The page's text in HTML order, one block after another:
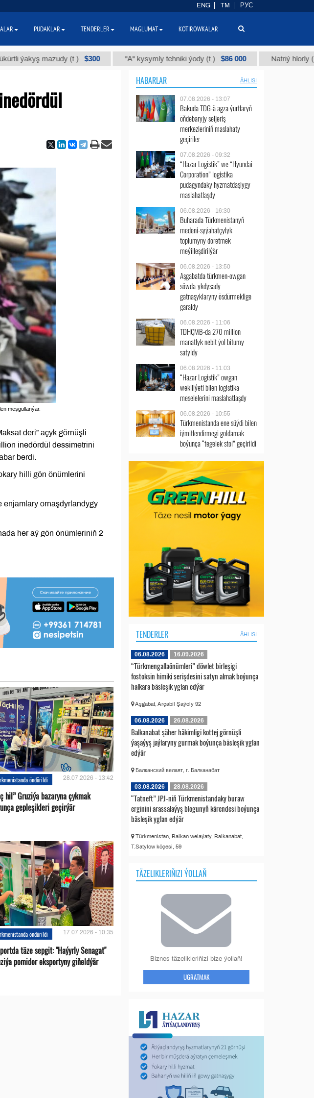
mazudy (t.) $300 "А" kysymly tehniki ýody (t.) $86 000 Natriý hlorly (nahar
meşgullanýar.
deri” açyk görnüşli
inedördül dessimetrini
berdi.
hilli gön önümlerini
enjamlary ornaşdyrlandygy
her aý gön önümleriniň 2
öndürildi 28.07.2026 - 13:42
hil” Gruziýa bazaryna çykmak
gepleşikleri geçirýär
öndürildi 17.07.2026 - 10:35
täze sepgit: "Haýyrly Senagat"
pomidor eksportyny giňeldýär
HABARLAR ÄHLISI
07.08.2026 - 13:07
Bakuda TDG-ä agza ýurtlaryň
öňdebaryjy seljeriş
merkezleriniň maslahaty
geçiriler
07.08.2026 - 09:32
“Hazar Logistik” we “Hyundai
Corporation” logistika
pudagyndaky hyzmatdaşlygy
maslahatlaşdy
06.08.2026 - 16:30
Buharada Türkmenistanyň
medeni-syýahatçylyk
toplumyny döretmek
meýilleşdirilýär
06.08.2026 - 13:50
Aşgabatda türkmen-owgan
söwda-ykdysady
gatnaşyklaryny ösdürmeklige
garaldy
06.08.2026 - 11:06
TDHÇMB-da 270 million
manatlyk nebit ýol bitumy
satyldy
06.08.2026 - 11:03
“Hazar Logistik” owgan
wekiliýeti bilen logistika
meselelerini maslahatlaşdy
06.08.2026 - 10:55
Türkmenistanda ene süýdi bilen
iýmitlendirmegi goldamak
boýunça “tegelek stol” geçirildi
TENDERLER ÄHLISI
06.08.2026 16.09.2026
“Türkmengallaönümleri” döwlet birleşigi
fostoksin himiki serişdesini satyn almak boýunça
halkara bäsleşik yglan edýär
Aşgabat, Arçabil Şaýoly 92
06.08.2026 26.08.2026
Balkanabat şäher häkimligi kottej görnüşli
ýaşaýyş jaýlaryny gurmak boýunça bäsleşik yglan
edýär
Балканский велаят, г. Балканабат
03.08.2026 28.08.2026
“Tatneft” JPJ-niň Türkmenistandaky buraw
erginini arassalaýyş blogunyň kärendesi boýunça
bäsleşik yglan edýär
Türkmenistan, Balkan welaýaty, Balkanabat,
T.Satylow köçesi, 59
TÄZELIKLERIŇIZI ÝOLLAŇ
Biznes täzelikleriňizi bize ýollaň!
UGRATMAK
ENG TM РУС
PUDAKLAR TENDERLER MAGLUMAT KOTIROWKALAR